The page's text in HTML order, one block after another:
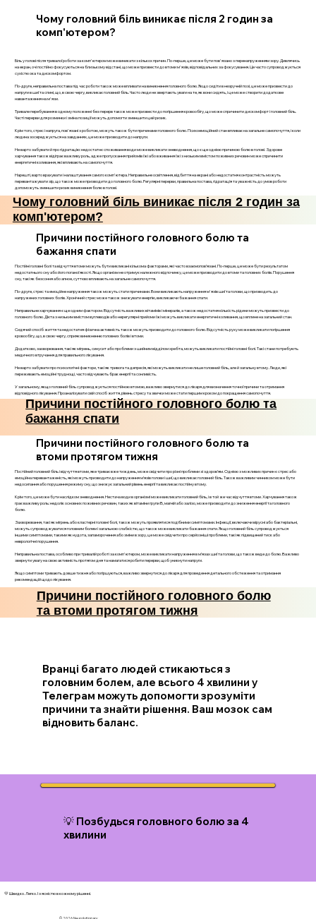
Чому головний біль виникає після 2 годин за
комп'ютером?
Біль у голові після тривалої роботи за комп'ютером може виникати з кількох причин. По-перше, це може бути пов'язано з перенапруженням зору. Дивлячись
на екран, очі постійно фокусуються на близькому відстані, що може призвести до втоми м'язів, відповідальних за фокусування. Це часто супроводжується
сухістю ока та дискомфортом.
По-друге, неправильна постава під час роботи також може впливати на виникнення головного болю. Якщо сидіти в незручній позі, це може призвести до
напруги в шиї та спині, що, в свою чергу, викликає головний біль. Часто люди не звертають уваги на те, як вони сидять, і це може створити додаткове
навантаження на м'язи.
Тривале перебування в одному положенні без перерв також може призвести до погіршення кровообігу, що може спричинити дискомфорт і головний біль.
Часті перерви для розминки і зміна позиції можуть допомогти зменшити цей ризик.
Крім того, стрес і напруга, пов'язані з роботою, можуть також бути причинами головного болю. Психоемоційний стан впливає на загальне самопочуття, і коли
людина зосереджується на завданнях, це може призводити до напруги.
Не варто забувати й про гідратацію: недостатнє споживання води може викликати зневоднення, що є ще однією причиною болю в голові. Здорове
харчування також відіграє важливу роль, адже пропускання прийомів їжі або вживання їжі з низьким вмістом поживних речовин може спричинити
енергетичні коливання, які впливають на самопочуття.
Нарешті, варто врахувати і налаштування самого комп'ютера. Неправильне освітлення, відбиття на екрані або недостатня контрастність можуть
перевантажувати зір, що також може призводити до головного болю. Регулярні перерви, правильна постава, гідратація та уважність до умов роботи
допоможуть зменшити ризик виникнення болю в голові.
Чому головний біль виникає після 2 годин за
комп'ютером?
Причини постійного головного болю та
бажання спати
Постійні головні болі та відчуття втоми можуть бути викликані кількома факторами, які часто взаємопов’язані. По-перше, це може бути результатом
недостатнього сну або його поганої якості. Якщо організм не отримує належного відпочинку, це може призводити до втоми та головних болів. Порушення
сну, такі як безсоння або апное, суттєво впливають на загальне самопочуття.
По-друге, стрес та емоційне напруження також можуть стати причинами. Вони викликають напруження м'язів шиї та голови, що призводить до
напружених головних болів. Хронічний стрес може також знижувати енергію, викликаючи бажання спати.
Неправильне харчування є ще одним фактором. Відсутність важливих вітамінів і мінералів, а також недостатня кількість рідини можуть призвести до
головного болю. Дієта з низьким вмістом вуглеводів або нерегулярні прийоми їжі можуть викликати енергетичні коливання, що вплине на загальний стан.
Сидячий спосіб життя та недостатня фізична активність також можуть призводити до головного болю. Відсутність руху може викликати погіршення
кровообігу, що, в свою чергу, сприяє виникненню головних болів і втоми.
Додатково, захворювання, такі як мігрень, синусит або проблеми з шийним відділом хребта, можуть викликати постійні головні болі. Такі стани потребують
медичного втручання для правильного лікування.
Не варто забувати про психологічні фактори, такі як тривога та депресія, які можуть викликати не лише головний біль, але й загальну втому. Люди, які
переживають емоційні труднощі, часто відчувають брак енергії та сонливість.
У загальному, якщо головний біль супроводжується постійною втомою, важливо звернутися до лікаря для визначення точної причини та отримання
відповідного лікування. Проаналізувати свій спосіб життя, рівень стресу та звички може стати першим кроком до покращення самопочуття.
Причини постійного головного болю та
бажання спати
Причини постійного головного болю та
втоми протягом тижня
Постійний головний біль і відчуття втоми, яке триває вже тиждень, може свідчити про різні проблеми зі здоров’ям. Однією з можливих причин є стрес або
емоційна перевантаженість, які можуть призводити до напруження м’язів голови і шиї, що викликає головний біль. Також важливим чинником може бути
недосипання або порушення режиму сну, що знижує загальний рівень енергії та викликає постійну втому.
Крім того, це може бути наслідком зневоднення. Нестача води в організмі може викликати головний біль, і в той же час відчуття втоми. Харчування також
грає важливу роль: недолік основних поживних речовин, таких як вітаміни групи B, магній або залізо, може призводити до зниження енергії та головного
болю.
Захворювання, такі як мігрень або кластерні головні болі, також можуть проявлятися подібними симптомами. Інфекції, включаючи вірусні або бактеріальні,
можуть супроводжуватися головним болем і загальною слабкістю, що також може викликати бажання спати. Якщо головний біль супроводжується
іншими симптомами, такими як нудота, запаморочення або зміни в зору, це може свідчити про серйозніші проблеми, такі як підвищений тиск або
неврологічні порушення.
Неправильна постава, особливо при тривалій роботі за комп'ютером, може викликати напруження в м’язах шиї та голови, що також веде до болю. Важливо
звернути увагу на свою активність протягом дня та намагатися робити перерви, щоб уникнути напруги.
Якщо симптоми тривають довше тижня або погіршуються, важливо звернутися до лікаря для проведення детального обстеження та отримання
рекомендацій щодо лікування.
Причини постійного головного болю
та втоми протягом тижня
Вранці багато людей стикаються з
головним болем, але всього 4 хвилини у
Телеграм можуть допомогти зрозуміти
причини та знайти рішення. Ваш мозок сам
відновить баланс.
💡 Позбудься головного болю за 4
хвилини
💛 Швидко. Легко. І з ясністю в кожному рішенні.